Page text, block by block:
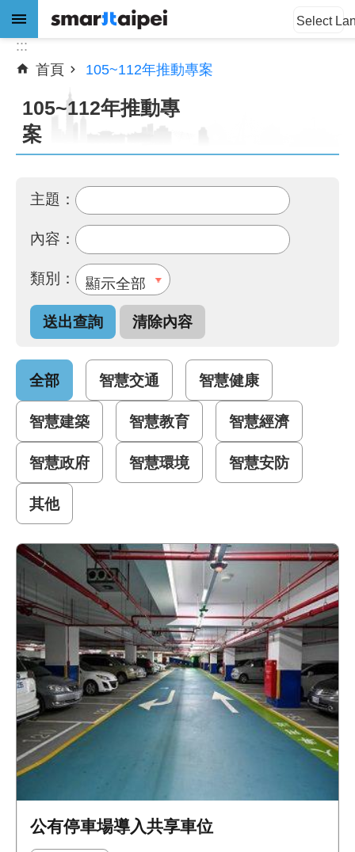
跳到主要內容區塊
進
搜
尋
公
訊
我
補
助
計
畫
歷
年
場
域
試
檔
下
載
網
站
導
覽
首
頁
Select
:::
首頁
105~112年推動專案
105~112年推動專
案
主題：
內容：
類別：
全部 智慧交通 智慧健康
智慧建築 智慧教育 智慧經濟
智慧政府 智慧環境 智慧安防
其他
公有停車場導入共享車位